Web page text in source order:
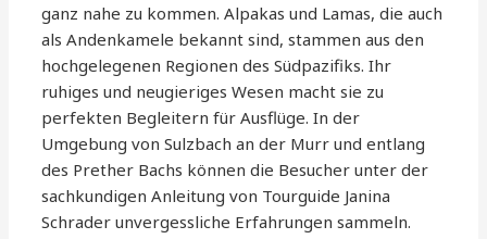
ganz nahe zu kommen. Alpakas und Lamas, die auch
als Andenkamele bekannt sind, stammen aus den
hochgelegenen Regionen des Südpazifiks. Ihr
ruhiges und neugieriges Wesen macht sie zu
perfekten Begleitern für Ausflüge. In der
Umgebung von Sulzbach an der Murr und entlang
des Prether Bachs können die Besucher unter der
sachkundigen Anleitung von Tourguide Janina
Schrader unvergessliche Erfahrungen sammeln.